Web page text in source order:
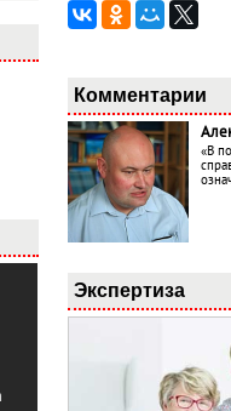
Комментарии
«В
Экспертиза